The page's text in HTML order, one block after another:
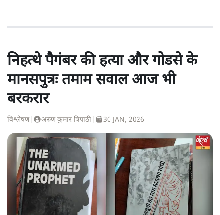
निहत्थे पैगंबर की हत्या और गोडसे के
मानसपुत्रः तमाम सवाल आज भी
बरकरार
विश्लेषण| अरुण कुमार त्रिपाठी 30 JAN, 2026